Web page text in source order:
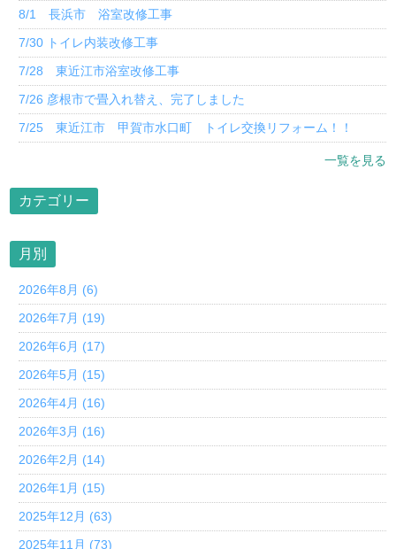
8/1 長浜市 浴室改修工事
7/30 トイレ内装改修工事
7/28 東近江市浴室改修工事
7/26 彦根市で畳入れ替え、完了しました
7/25 東近江市 甲賀市水口町 トイレ交換リフォーム！！
一覧を見る
カテゴリー
月別
2026年8月 (6)
2026年7月 (19)
2026年6月 (17)
2026年5月 (15)
2026年4月 (16)
2026年3月 (16)
2026年2月 (14)
2026年1月 (15)
2025年12月 (63)
2025年11月 (73)